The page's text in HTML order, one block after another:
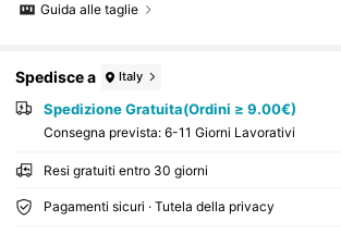
Guida alle taglie
Spedisce a Italy
Spedizione Gratuita(Ordini ≥ 9.00€)
Consegna prevista: 6-11 Giorni Lavorativi
Resi gratuiti entro 30 giorni
Pagamenti sicuri · Tutela della privacy